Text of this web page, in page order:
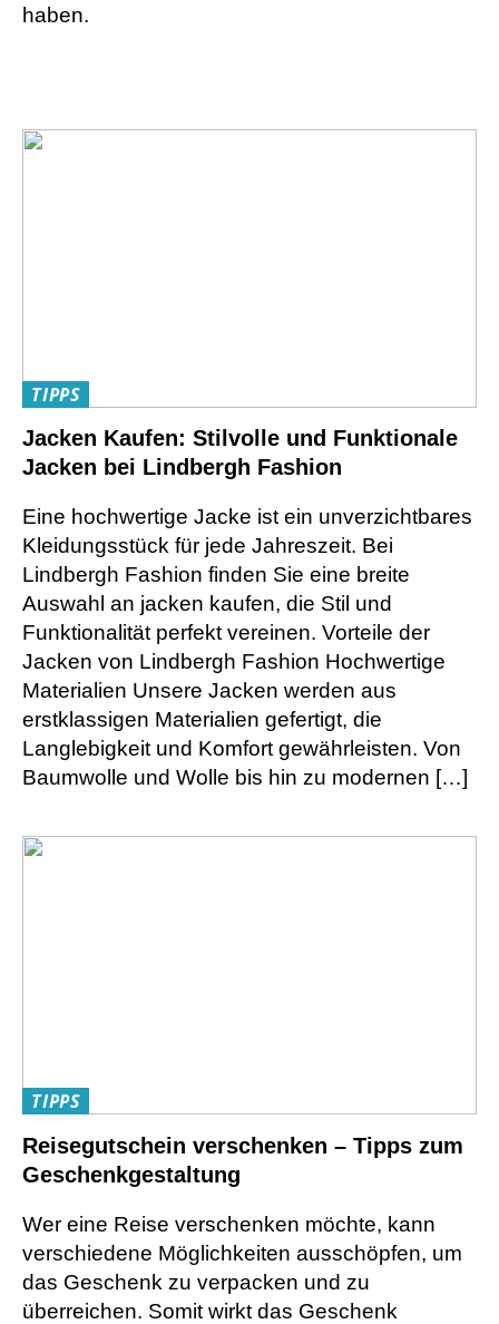
haben.
TIPPS
Jacken Kaufen: Stilvolle und Funktionale
Jacken bei Lindbergh Fashion
Eine hochwertige Jacke ist ein unverzichtbares
Kleidungsstück für jede Jahreszeit. Bei
Lindbergh Fashion finden Sie eine breite
Auswahl an jacken kaufen, die Stil und
Funktionalität perfekt vereinen. Vorteile der
Jacken von Lindbergh Fashion Hochwertige
Materialien Unsere Jacken werden aus
erstklassigen Materialien gefertigt, die
Langlebigkeit und Komfort gewährleisten. Von
Baumwolle und Wolle bis hin zu modernen […]
TIPPS
Reisegutschein verschenken – Tipps zum
Geschenkgestaltung
Wer eine Reise verschenken möchte, kann
verschiedene Möglichkeiten ausschöpfen, um
das Geschenk zu verpacken und zu
überreichen. Somit wirkt das Geschenk